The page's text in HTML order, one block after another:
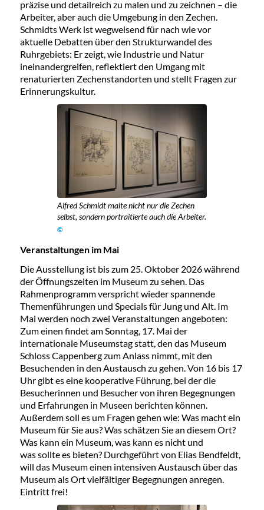
präzise und detailreich zu malen und zu zeichnen – die
Arbeiter, aber auch die Umgebung in den Zechen.
Schmidts Werk ist wegweisend für nach wie vor
aktuelle Debatten über den Strukturwandel des
Ruhrgebiets: Er zeigt, wie Industrie und Natur
ineinandergreifen, reflektiert den Umgang mit
renaturierten Zechenstandorten und stellt Fragen zur
Erinnerungskultur.
Alfred Schmidt malte nicht nur die Zechen
selbst, sondern portraitierte auch die Arbeiter.
©
Veranstaltungen im Mai
Die Ausstellung ist bis zum 25. Oktober 2026 während
der Öffnungszeiten im Museum zu sehen. Das
Rahmenprogramm verspricht wieder spannende
Themenführungen und Specials für Jung und Alt. Im
Mai werden noch zwei Veranstaltungen angeboten:
Zum einen findet am Sonntag, 17. Mai der
internationale Museumstag statt, den das Museum
Schloss Cappenberg zum Anlass nimmt, mit den
Besuchenden in den Austausch zu gehen. Von 16 bis 17
Uhr gibt es eine kooperative Führung, bei der die
Besucherinnen und Besucher von ihren Begegnungen
und Erfahrungen in Museen berichten können.
Außerdem soll es um Fragen gehen wie: Was macht ein
Museum für Sie aus? Was schätzen Sie an diesem Ort?
Was kann ein Museum, was kann es nicht und
was sollte es bieten? Durchgeführt von Elias Bendfeldt,
will das Museum einen intensiven Austausch über das
Museum als Ort vielfältiger Begegnungen anregen.
Eintritt frei!